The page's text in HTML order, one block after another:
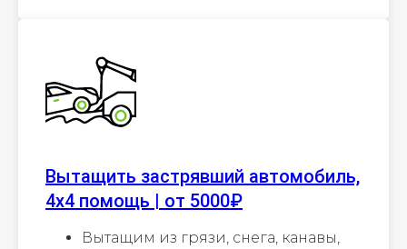
Вытащить застрявший автомобиль,
4х4 помощь | от 5000₽
Вытащим из грязи, снега, канавы,